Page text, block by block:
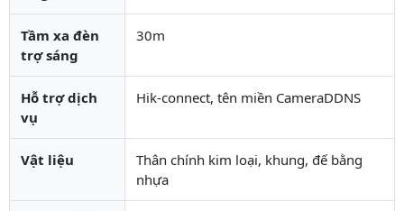
Tầm xa đèn
trợ sáng
30m
Hỗ trợ dịch
vụ
Hik-connect, tên miền CameraDDNS
Vật liệu
Thân chính kim loại, khung, đế bằng
nhựa